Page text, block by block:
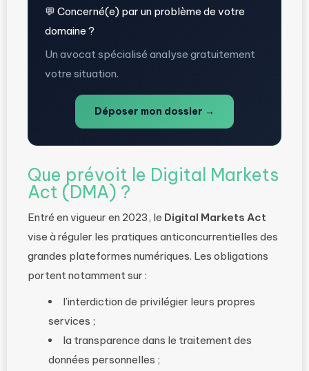
💬 Concerné(e) par un problème de votre
domaine ?
Un avocat spécialisé analyse gratuitement
votre situation.
Déposer mon dossier →
Que prévoit le Digital Markets
Act (DMA) ?
Entré en vigueur en 2023, le Digital Markets Act
vise à réguler les pratiques anticoncurrentielles des
grandes plateformes numériques. Les obligations
portent notamment sur :
l’interdiction de privilégier leurs propres
services ;
la transparence dans le traitement des
données personnelles ;